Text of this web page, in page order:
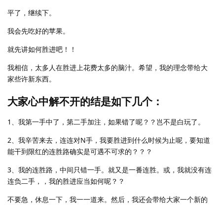
平了，继续下。
我会先吃好的苹果。
就先讲如何胜进吧！！
我相信，太多人在胜进上花费太多的脑汁。希望，我的理念带给大
家些许新东西。
大家心中解不开的结是如下几个：
1、我第一手中了，第二手加注，如果错了呢？？岂不是白玩了。
2、我辛苦来去，连连对N手，我要胜进到什么时候为止呢，要知道
能干到限红的连胜路确实是可遇不可求的？？？
3、我的连胜路，中间只错一手。就又是一番连胜。或，我就没有连
连负二手，，我的胜进应当如何呢？？
不要急，休息一下，我一一道来。然后，我还会带给大家一个新的